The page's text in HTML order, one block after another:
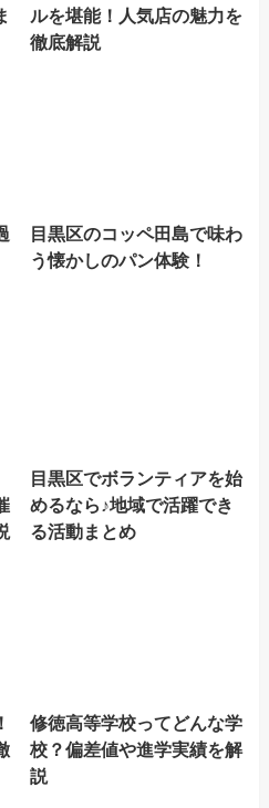
ルを堪能！人気店の魅力を
徹底解説
目黒区のコッペ田島で味わ
う懐かしのパン体験！
目黒区でボランティアを始
めるなら♪地域で活躍でき
る活動まとめ
修徳高等学校ってどんな学
校？偏差値や進学実績を解
説